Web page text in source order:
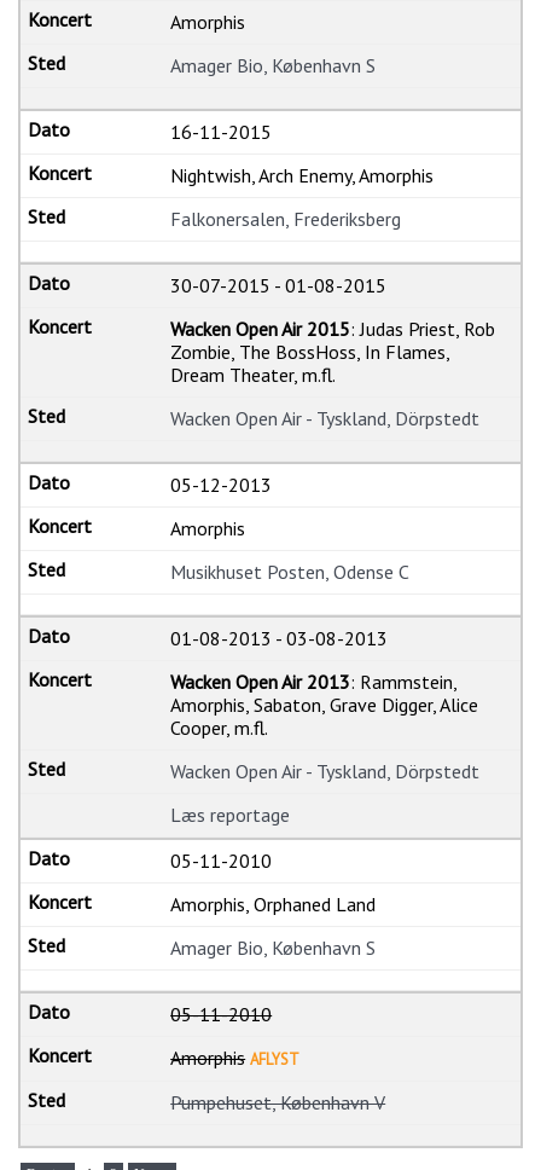
Amorphis
Amager Bio, København S
16-11-2015
Nightwish, Arch Enemy, Amorphis
Falkonersalen, Frederiksberg
30-07-2015 -01-08-2015
Wacken Open Air 2015: Judas Priest, Rob
Zombie, The BossHoss, In Flames,
Dream Theater, m.fl.
Wacken Open Air - Tyskland, Dörpstedt
05-12-2013
Amorphis
Musikhuset Posten, Odense C
01-08-2013 -03-08-2013
Wacken Open Air 2013: Rammstein,
Amorphis, Sabaton, Grave Digger, Alice
Cooper, m.fl.
Wacken Open Air - Tyskland, Dörpstedt
Læs reportage
05-11-2010
Amorphis, Orphaned Land
Amager Bio, København S
05-11-2010
Amorphis AFLYST
Pumpehuset, København V